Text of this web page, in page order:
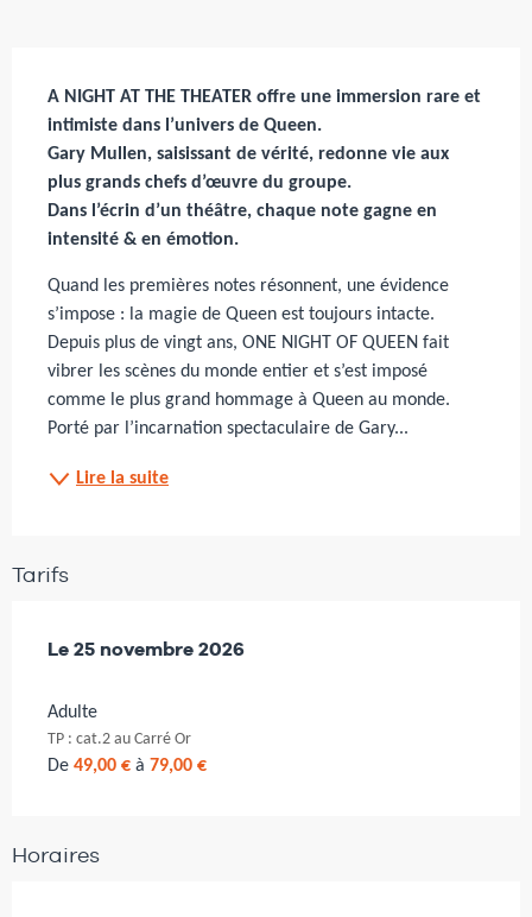
A NIGHT AT THE THEATER offre une immersion rare et
intimiste dans l’univers de Queen.
Gary Mullen, saisissant de vérité, redonne vie aux
plus grands chefs d’œuvre du groupe.
Dans l’écrin d’un théâtre, chaque note gagne en
intensité & en émotion.
Quand les premières notes résonnent, une évidence
s’impose : la magie de Queen est toujours intacte.
Depuis plus de vingt ans, ONE NIGHT OF QUEEN fait
vibrer les scènes du monde entier et s’est imposé
comme le plus grand hommage à Queen au monde.
Porté par l’incarnation spectaculaire de Gary...
Lire la suite
Tarifs
Le 25 novembre 2026
Le 25 novembre 2026
Adulte
TP : cat.2 au Carré Or
De 49,00 € à 79,00 €
Horaires